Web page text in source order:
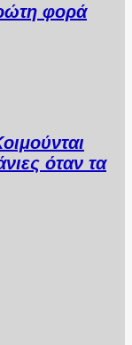
φορά
όταν τα